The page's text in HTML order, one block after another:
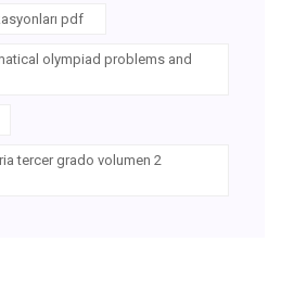
pdf
olympiad problems and
tercer grado volumen 2